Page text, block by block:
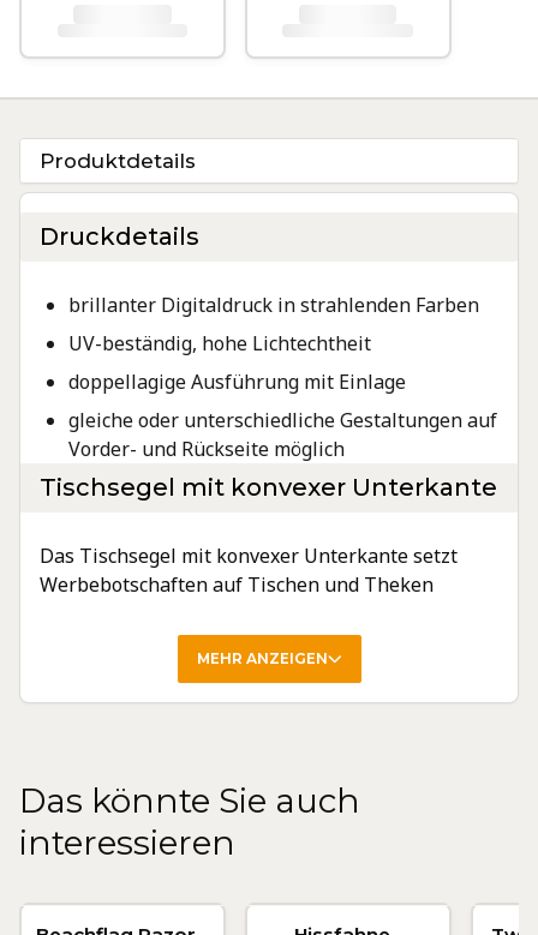
Druckdetails
brillanter Digitaldruck in strahlenden Farben
UV-beständig, hohe Lichtechtheit
doppellagige Ausführung mit Einlage
gleiche oder unterschiedliche Gestaltungen auf
Vorder- und Rückseite möglich
Tischsegel mit konvexer Unterkante
Das Tischsegel mit konvexer Unterkante setzt
Werbebotschaften auf Tischen und Theken
und die doppellagige Ausführung mit Einlage
eignet es sich sowohl für repräsentative Events
als auch für die tägliche
ermöglichen eine einfache Aufhängung.
Das könnte Sie auch
interessieren